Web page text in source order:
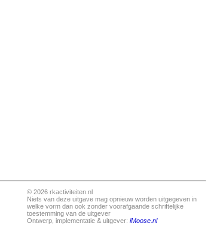
© 2026 rkactiviteiten.nl
Niets van deze uitgave mag opnieuw worden uitgegeven in
welke vorm dan ook zonder voorafgaande schriftelijke
toestemming van de uitgever
Ontwerp, implementatie & uitgever: iMoose.nl